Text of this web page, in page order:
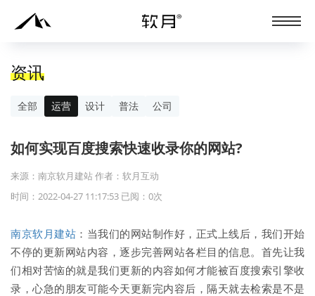
资讯
全部 运营 设计 普法 公司
如何实现百度搜索快速收录你的网站?
来源：南京软月建站 作者：软月互动
时间：2022-04-27 11:17:53 已阅： 0次
南京软月建站 ：当我们的网站制作好，正式上线后，我们开始
不停的更新网站内容，逐步完善网站各栏目的信息。首先让我
们相对苦恼的就是我们更新的内容如何才能被百度搜索引擎收
录，心急的朋友可能今天更新完内容后，隔天就去检索是不是